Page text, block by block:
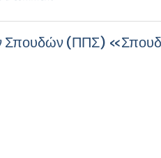
Σπουδών (ΠΠΣ)